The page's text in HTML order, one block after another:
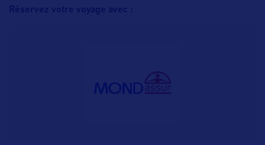
Réservez votre voyage avec :